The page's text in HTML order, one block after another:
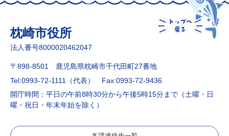
枕崎市役所
法人番号8000020462047
〒898-8501 鹿児島県枕崎市千代田町27番地
Tel:0993-72-1111（代表）
Fax:0993-72-9436
開庁時間：平日の午前8時30分から午後5時15分まで（土曜・日
曜・祝日・年末年始を除く）